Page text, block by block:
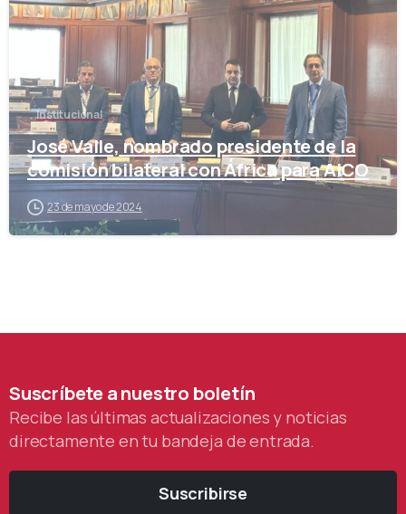
Institucional
José Valle, nombrado presidente de la
comisión bilateral con África para AICO
23 de mayo de 2024
Suscríbeteanuestro boletín
Recibe las últimas actualizaciones y noticias
directamente en tu bandeja de entrada.
Suscribirse